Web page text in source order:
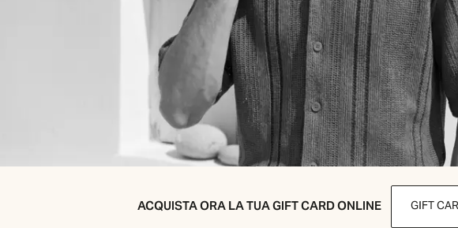
ACQUISTA ORA LA TUA GIFT CARD ONLINE GIFT